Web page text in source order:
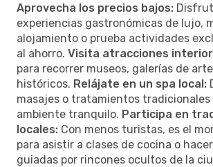
Aprovecha los precios bajos:
experiencias gastronómicas de lujo,
alojamiento o prueba actividades
al ahorro. Visita atracciones
para recorrer museos, galerías de
históricos. Relájate en un spa local:
masajes o tratamientos tradicionales
ambiente tranquilo. Participa en
locales: Con menos turistas, es el
para asistir a clases de cocina o
guiadas por rincones ocultos de la